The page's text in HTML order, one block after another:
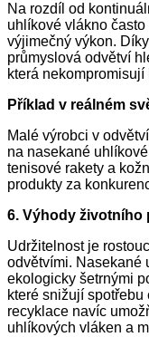
Na rozdíl od
uhlíkové vlákno
výjimečný výkon.
průmyslová odvětví
která nekompromisují
Příklad v reálném
Malé výrobci v
na nasekané
tenisové rakety a
produkty za
6. Výhody životního
Udržitelnost je
odvětvími. Nasekané
ekologicky šetrnými
které snižují
recyklace navíc
uhlíkových vláken a